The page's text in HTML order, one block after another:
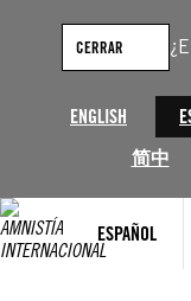
ENGLISH
简中
CERRAR
ESPAÑOL
contenido